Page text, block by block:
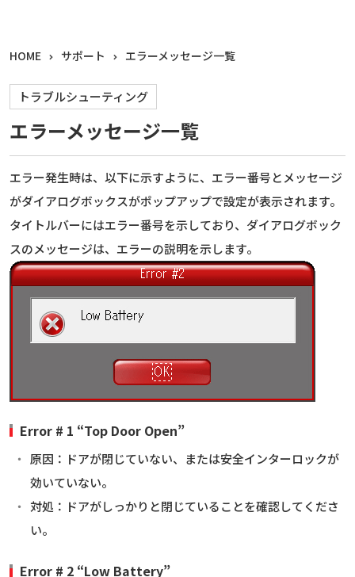
HOME サポート エラーメッセージ一覧
トラブルシューティング
エラーメッセージ一覧
エラー発生時は、以下に示すように、エラー番号とメッセージ
がダイアログボックスがポップアップで設定が表示されます。
タイトルバーにはエラー番号を示しており、ダイアログボック
スのメッセージは、エラーの説明を示します。
Error # 1 “Top Door Open”
原因：ドアが閉じていない、または安全インターロックが
効いていない。
対処：ドアがしっかりと閉じていることを確認してくださ
い。
Error # 2 “Low Battery”